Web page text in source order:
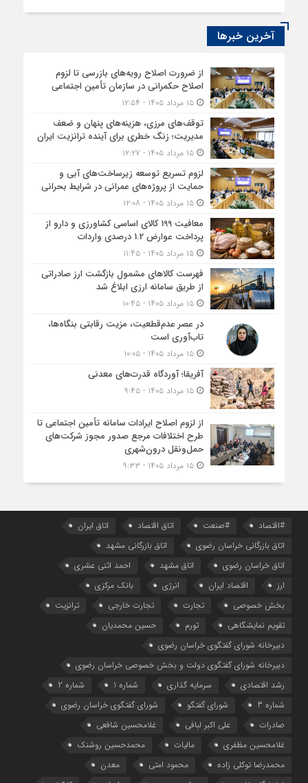
آخرین خبرها
از ضرورت اصلاح رویه‌های بازرسی تا لزوم
اصلاح حکمرانی در سازمان تأمین اجتماعی
۱۵ مرداد ۱۴۰۵ - ۱۲:۵۴
توقف‌های مرزی، هزینه‌های پنهان و ضعف
مدیریت؛ زنگ خطری برای آینده ترانزیت ایران
۱۵ مرداد ۱۴۰۵ - ۱۲:۲۷
لزوم تسریع توسعه زیرساخت‌های آبی و
حمایت از پروژه‌های عمرانی در شرایط بحرانی
۱۵ مرداد ۱۴۰۵ - ۱۲:۰۸
معافیت 199 کالای اساسی کشاورزی و دارو از
پرداخت عوارض 1.2 درصدی واردات
۱۵ مرداد ۱۴۰۵ - ۱۱:۴۵
فهرست کالاهای مشمول بازگشت ارز صادراتی
از طریق سامانه ارزی ابلاغ شد
۱۵ مرداد ۱۴۰۵ - ۱۰:۴۵
در عصر عدم‌قطعیت، مزیت رقابتی بنگاه‌ها،
تاب‌آوری است
۱۵ مرداد ۱۴۰۵ - ۱۰:۰۵
آفریقا؛ آوردگاه قدرت‌های معدنی
۱۵ مرداد ۱۴۰۵ - ۹:۴۵
از لزوم اصلاح ایرادات سامانه تأمین اجتماعی تا
طرح اختلافات مرجع صدور مجوز شرکت‌های
حمل‌ونقل درون‌شهری
۱۵ مرداد ۱۴۰۵ - ۹:۳۳
#اقتصاد #صنعت اتاق اقتصاد
اتاق ایران
اتاق بازرگانی خراسان رضوی
اتاق بازرگانی مشهد
اتاق خراسان رضوی
اتاق مشهد
احمد اثنی عشری
ارز
اقتصاد ایران انرژی
بانک مرکزی
بخش خصوصی
تجارت تجارت خارجی
ترانزیت
تقویم نمایشگاهی
تورم
حسین محمدیان
دبیرخانه شورای گفتگوی خراسان رضوی
دبیرخانه شورای گفتگوی دولت و بخش خصوصی خراسان رضوی
رشد اقتصادی
سرمایه گذاری شماره 1
شماره 2
شماره 3
شورای گفتگو
شورای گفتگوی خراسان رضوی
صادرات
علی اکبر لبافی
غلامحسین شافعی
غلامحسین مظفری
مالیات
محمدحسین روشنک
محمدرضا توکلی زاده
محمود امتی
معدن